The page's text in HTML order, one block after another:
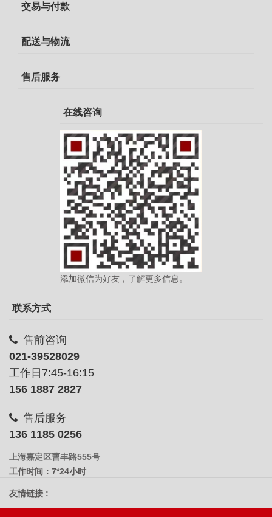
交易与付款
配送与物流
售后服务
在线咨询
添加微信为好友，了解更多信息。
联系方式
售前咨询
021-39528029
工作日7:45-16:15
156 1887 2827
售后服务
136 1185 0256
上海嘉定区曹丰路555号
工作时间：7*24小时
友情链接 :